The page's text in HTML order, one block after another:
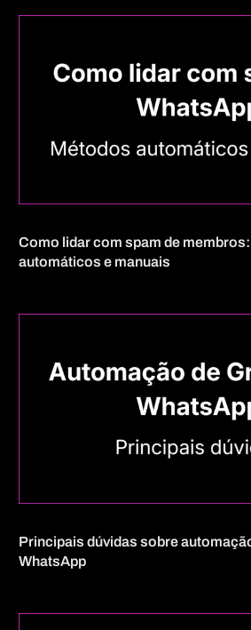
Como lidar com spam de
automáticos e manuais
Principais dúvidas sobre
WhatsApp